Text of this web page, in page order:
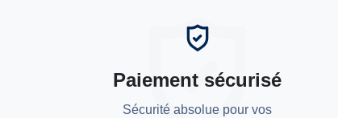
Paiement sécurisé
Sécurité absolue pour vos